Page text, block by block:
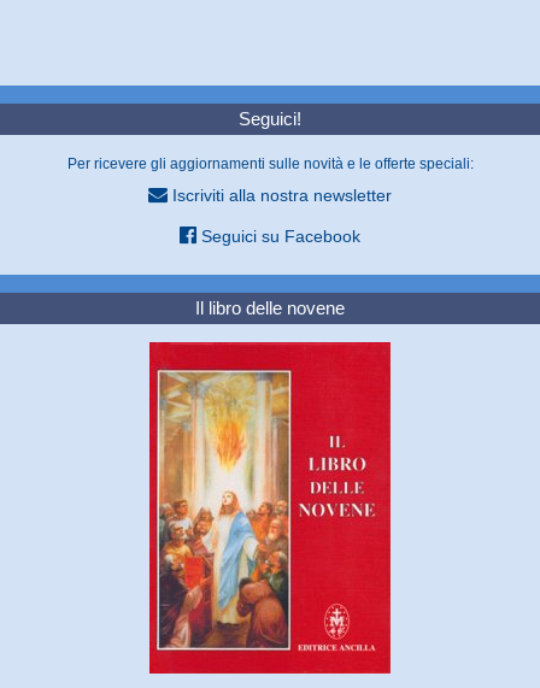
Seguici!
Per ricevere gli aggiornamenti sulle novità e le offerte speciali:
Iscriviti alla nostra newsletter
Seguici su Facebook
Il libro delle novene